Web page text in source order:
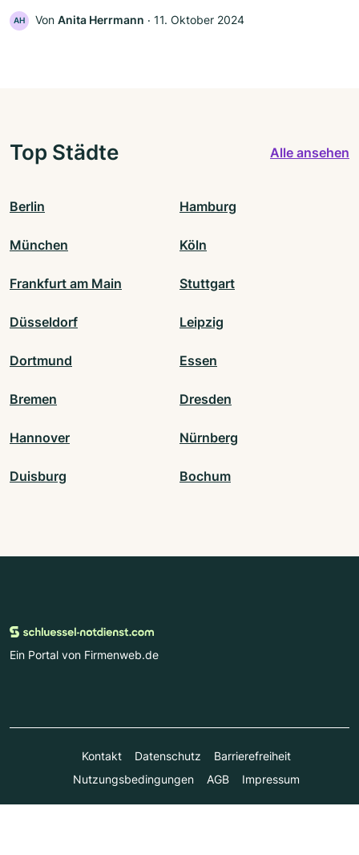
AH Von Anita Herrmann ‧ 11. Oktober 2024
Top Städte Alle ansehen
Berlin Hamburg
München Köln
Frankfurt am Main Stuttgart
Düsseldorf Leipzig
Dortmund Essen
Bremen Dresden
Hannover Nürnberg
Duisburg Bochum
Ein Portal von Firmenweb.de
Kontakt Datenschutz
Barrierefreiheit
Nutzungsbedingungen
AGB Impressum